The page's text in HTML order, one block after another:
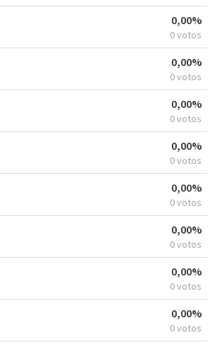
0,00%
0 votos
0,00%
0 votos
0,00%
0 votos
0,00%
0 votos
0,00%
0 votos
0,00%
0 votos
0,00%
0 votos
0,00%
0 votos